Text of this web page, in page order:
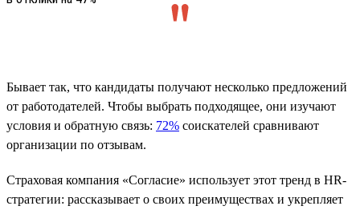
Бывает так, что кандидаты получают несколько предложений
от работодателей. Чтобы выбрать подходящее, они изучают
условия и обратную связь: 72% соискателей сравнивают
организации по отзывам.
Страховая компания «Согласие» использует этот тренд в HR-
стратегии: рассказывает о своих преимуществах и укрепляет